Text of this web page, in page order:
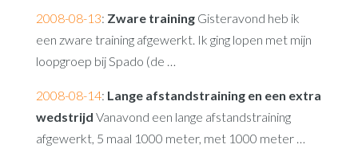
2008-08-13: Zware trainingGisteravond heb ik
een zware training afgewerkt. Ik ging lopen met mijn
loopgroep bij Spado (de …
2008-08-14: Lange afstandstraining en een extra
wedstrijd Vanavond een lange afstandstraining
afgewerkt, 5 maal 1000 meter, met 1000 meter …